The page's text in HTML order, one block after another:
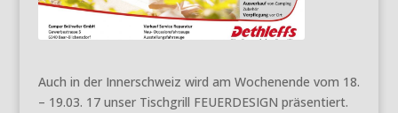
Auch in der Innerschweiz wird am Wochenende vom 18.
– 19.03. 17 unser Tischgrill FEUERDESIGN präsentiert.